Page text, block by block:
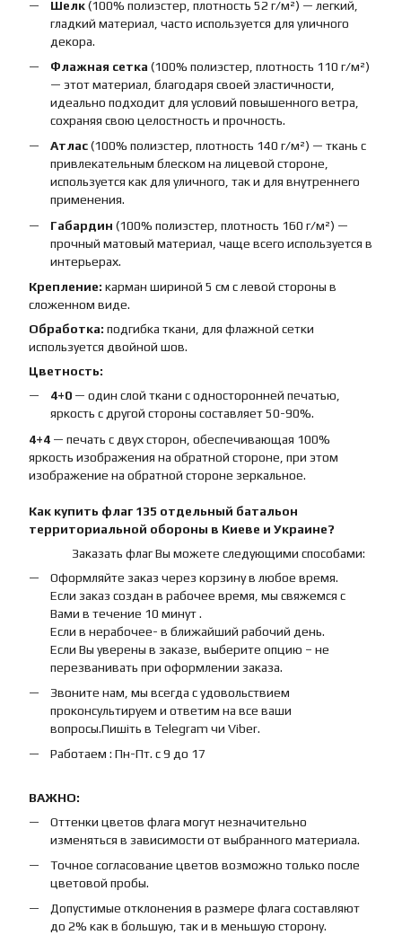
Шелк(100% полиэстер, плотность 52 г/м²) — легкий,
гладкий материал, часто используется для уличного
декора.
Флажная сетка (100% полиэстер, плотность 110 г/м²)
— этот материал, благодаря своей эластичности,
идеально подходит для условий повышенного ветра,
сохраняя свою целостность и прочность.
Атлас(100% полиэстер, плотность 140 г/м²) — ткань с
привлекательным блеском на лицевой стороне,
используется как для уличного, так и для внутреннего
применения.
Габардин (100% полиэстер, плотность 160 г/м²) —
прочный матовый материал, чаще всего используется в
интерьерах.
Крепление: карман шириной 5 см с левой стороны в
сложенном виде.
Обработка: подгибка ткани, для флажной сетки
используется двойной шов.
Цветность:
4+0 — один слой ткани с односторонней печатью,
яркость с другой стороны составляет 50-90%.
4+4 — печать с двух сторон, обеспечивающая 100%
яркость изображения на обратной стороне, при этом
изображение на обратной стороне зеркальное.
Как купить флаг 135 отдельный батальон
территориальной обороны в Киеве и Украине?
Заказать флаг Вы можете следующими способами:
Оформляйте заказ через корзину в любое время.
Если заказ создан в рабочее время, мы свяжемся с
Вами в течение 10 минут .
Если в нерабочее- в ближайший рабочий день.
Если Вы уверены в заказе, выберите опцию – не
перезванивать при оформлении заказа.
Звоните нам, мы всегда с удовольствием
проконсультируем и ответим на все ваши
вопросы.Пишіть в Telegram чи Viber.
Работаем : Пн-Пт. с 9 до 17
ВАЖНО:
Оттенки цветов флага могут незначительно
изменяться в зависимости от выбранного материала.
Точное согласование цветов возможно только после
цветовой пробы.
Допустимые отклонения в размере флага составляют
до 2% как в большую, так и в меньшую сторону.